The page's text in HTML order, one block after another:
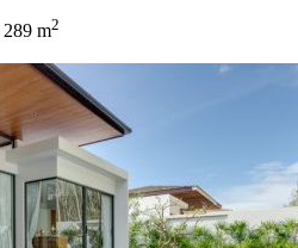
289 m2